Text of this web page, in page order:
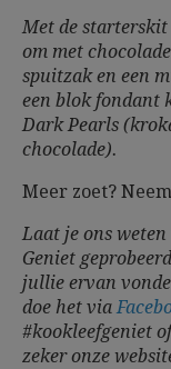
Met de
om met
spuitzak en een
een blok fondant
Dark Pearls
chocolade).
Meer zoet? Neem
Laat je ons
Geniet
jullie ervan
doe het via
#kookleefgeniet
zeker onze